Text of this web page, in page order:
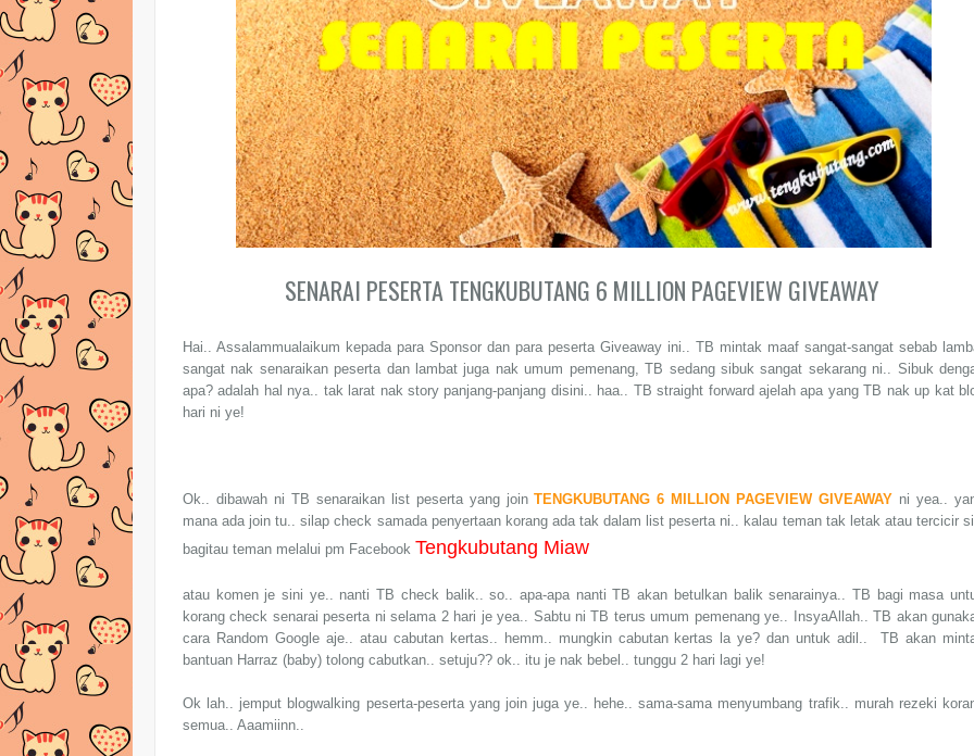
SENARAI PESERTA TENGKUBUTANG 6 MILLION PAGEVIEW GIVEAWAY
Hai.. Assalammualaikum kepada para Sponsor dan para peserta Giveaway ini.. TB mintak maaf sangat-sangat sebab
sangat nak senaraikan peserta dan lambat juga nak umum pemenang, TB sedang sibuk sangat sekarang ni.. Sibuk
apa? adalah hal nya.. tak larat nak story panjang-panjang disini.. haa.. TB straight forward ajelah apa yang TB nak up kat
hari ni ye!
Ok.. dibawah ni TB senaraikan list peserta yang joinTENGKUBUTANG 6 MILLION PAGEVIEW GIVEAWAY ni yea..
mana ada join tu.. silap check samada penyertaan korang ada tak dalam list peserta ni.. kalau teman tak letak atau tercicir
bagitau teman melalui pm Facebook Tengkubutang Miaw
atau komen je sini ye.. nanti TB check balik.. so.. apa-apa nanti TB akan betulkan balik senarainya.. TB bagi masa
korang check senarai peserta ni selama 2 hari je yea.. Sabtu ni TB terus umum pemenang ye.. InsyaAllah.. TB akan
cara Random Google aje.. atau cabutan kertas.. hemm.. mungkin cabutan kertas la ye? dan untuk adil.. TB akan
bantuan Harraz (baby) tolong cabutkan.. setuju?? ok.. itu je nak bebel.. tunggu 2 hari lagi ye!
Ok lah.. jemput blogwalking peserta-peserta yang join juga ye.. hehe.. sama-sama menyumbang trafik.. murah rezeki
semua.. Aaamiinn..